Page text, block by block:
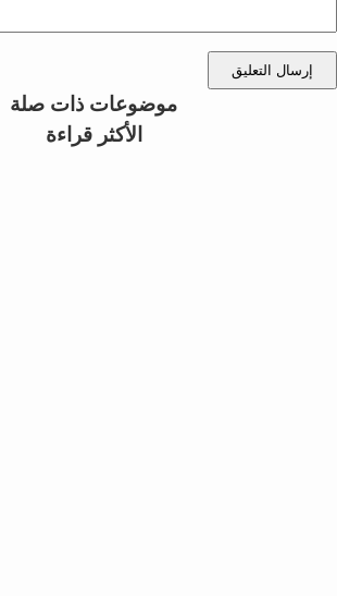
إرسال التعليق
موضوعات ذات صلة
الأكثر قراءة